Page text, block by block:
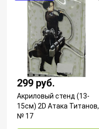
299 руб.
Акриловый стенд (13-
15см) 2D Атака Титанов,
№ 17